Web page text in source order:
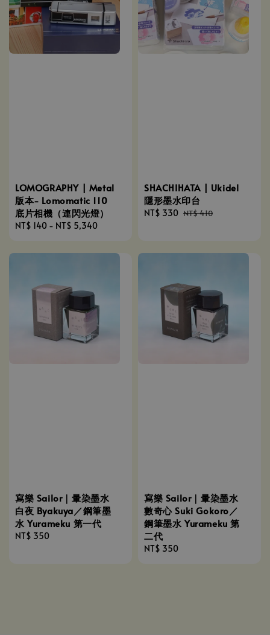
LOMOGRAPHY | Metal
版本- Lomomatic 110
底片相機（連閃光燈）
Regular
NT$ 140 - NT$ 5,340
SHACHIHATA | Ukidel
隱形墨水印台
Sale
NT$ 330 Regular
NT$ 410
寫樂 Sailor｜暈染墨水
白夜 Byakuya／鋼筆墨
水 Yurameku 第一代
Regular
NT$ 350
寫樂 Sailor｜暈染墨水
數奇心 Suki Gokoro／
鋼筆墨水 Yurameku 第
二代
Regular
NT$ 350